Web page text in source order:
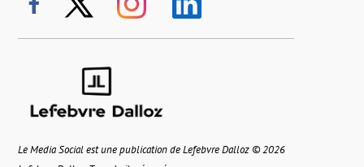
Le Media Social est une publication de Lefebvre Dalloz © 2026